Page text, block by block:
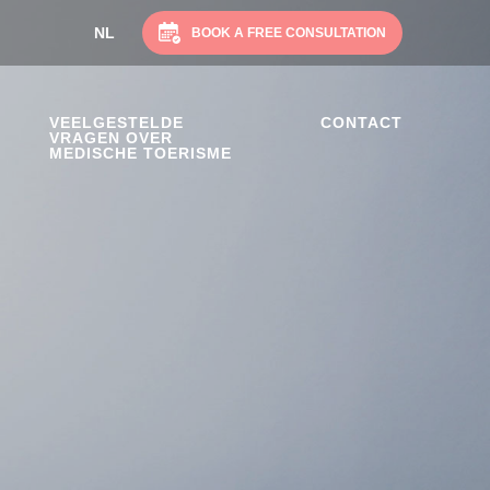
NL SV NO DA EN
BOOK A FREE CONSULTATION
VEELGESTELDE
VRAGEN OVER
MEDISCHE TOERISME
CONTACT